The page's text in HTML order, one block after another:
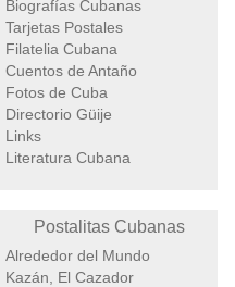
Biografías Cubanas
Tarjetas Postales
Filatelia Cubana
Cuentos de Antaño
Fotos de Cuba
Directorio Güije
Links
Literatura Cubana
Postalitas Cubanas
Alrededor del Mundo
Kazán, El Cazador